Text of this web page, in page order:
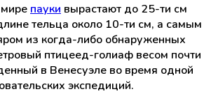
пауки вырастают до 25-ти см
тельца около 10-ти см, а самым
из когда-либо обнаруженных
птицеед-голиаф весом почти
в Венесуэле во время одной
экспедиций.